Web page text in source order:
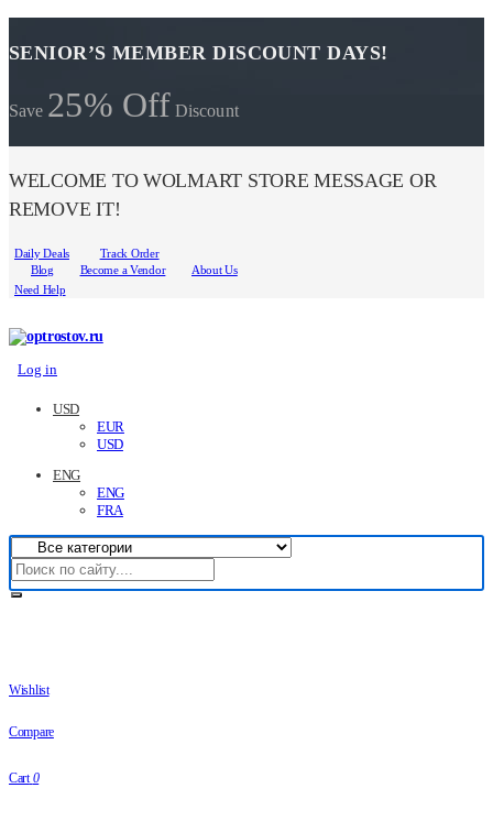
SENIOR’S MEMBER DISCOUNT DAYS!
Save 25% Off Discount
WELCOME TO WOLMART STORE MESSAGE OR
REMOVE IT!
Daily Deals
Track Order
Blog
Become a Vendor
About Us
Need Help
Log in
USD
EUR
USD
ENG
ENG
FRA
Wishlist
Compare
Cart 0